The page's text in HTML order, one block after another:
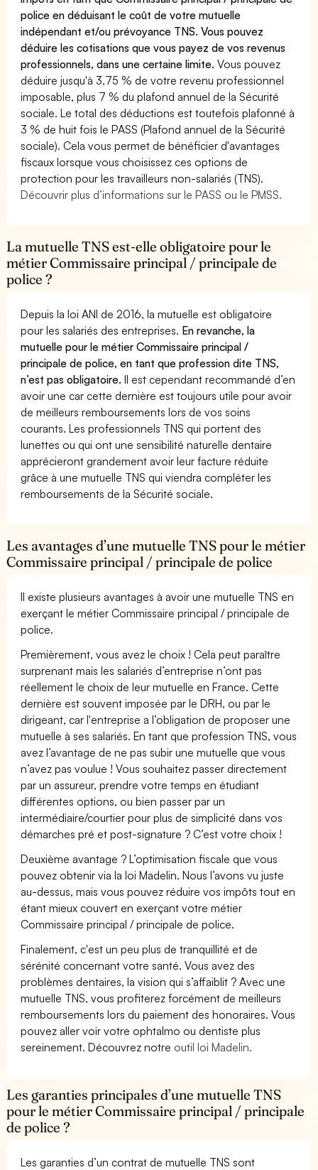
police en déduisant le coût de votre mutuelle
indépendant et/ou prévoyance TNS. Vous pouvez
déduire les cotisations que vous payez de vos revenus
professionnels, dans une certaine limite.Vous pouvez
déduire jusqu'à 3,75 % de votre revenu professionnel
imposable, plus 7 % du plafond annuel de la Sécurité
sociale. Le total des déductions est toutefois plafonné à
3 % de huit fois le PASS (Plafond annuel de la Sécurité
sociale). Cela vous permet de bénéficier d'avantages
fiscaux lorsque vous choisissez ces options de
protection pour les travailleurs non-salariés (TNS).
Découvrir plus d’informations sur le PASS ou le PMSS.
La mutuelle TNS est-elle obligatoire pour le
métier Commissaire principal / principale de
police ?
Depuis la loi ANI de 2016, la mutuelle est obligatoire
pour les salariés des entreprises. En revanche, la
mutuelle pour le métier Commissaire principal /
principale de police, en tant que profession dite TNS,
n’est pas obligatoire.Il est cependant recommandé d’en
avoir une car cette dernière est toujours utile pour avoir
de meilleurs remboursements lors de vos soins
courants. Les professionnels TNS qui portent des
lunettes ou qui ont une sensibilité naturelle dentaire
apprécieront grandement avoir leur facture réduite
grâce à une mutuelle TNS qui viendra compléter les
remboursements de la Sécurité sociale.
Les avantages d’une mutuelle TNS pour le métier
Commissaire principal / principale de police
Il existe plusieurs avantages à avoir une mutuelle TNS en
exerçant le métier Commissaire principal / principale de
police.
Premièrement, vous avez le choix ! Cela peut paraître
surprenant mais les salariés d’entreprise n’ont pas
réellement le choix de leur mutuelle en France. Cette
dernière est souvent imposée par le DRH, ou par le
dirigeant, car l'entreprise a l’obligation de proposer une
mutuelle à ses salariés. En tant que profession TNS, vous
avez l’avantage de ne pas subir une mutuelle que vous
n’avez pas voulue ! Vous souhaitez passer directement
par un assureur, prendre votre temps en étudiant
différentes options, ou bien passer par un
intermédiaire/courtier pour plus de simplicité dans vos
démarches pré et post-signature ? C’est votre choix !
Deuxième avantage ? L’optimisation fiscale que vous
pouvez obtenir via la loi Madelin. Nous l’avons vu juste
au-dessus, mais vous pouvez réduire vos impôts tout en
étant mieux couvert en exerçant votre métier
Commissaire principal / principale de police.
Finalement, c'est un peu plus de tranquillité et de
sérénité concernant votre santé. Vous avez des
problèmes dentaires, la vision qui s’affaiblit ? Avec une
mutuelle TNS, vous profiterez forcément de meilleurs
remboursements lors du paiement des honoraires. Vous
pouvez aller voir votre ophtalmo ou dentiste plus
sereinement. Découvrez notre outil loi Madelin.
Les garanties principales d’une mutuelle TNS
pour le métier Commissaire principal / principale
de police ?
Les garanties d’un contrat de mutuelle TNS sont